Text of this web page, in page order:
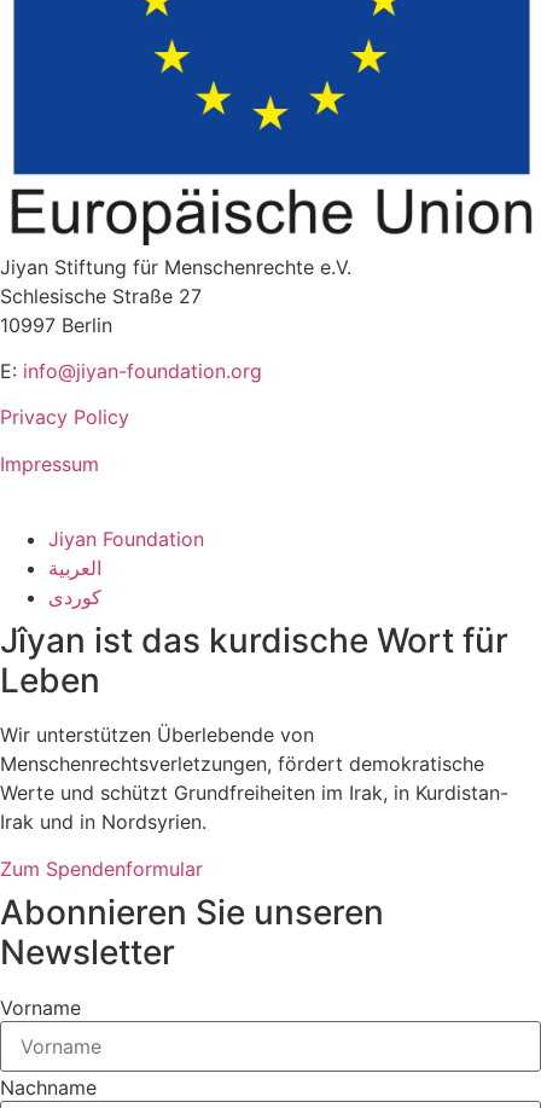
Jiyan Stiftung für Menschenrechte e.V.
Schlesische Straße 27
10997 Berlin
E: info@jiyan-foundation.org
Privacy Policy
Impressum
Jiyan Foundation
العربية
کوردی
Jîyan ist das kurdische Wort für
Leben
Wir unterstützen Überlebende von
Menschenrechtsverletzungen, fördert demokratische
Werte und schützt Grundfreiheiten im Irak, in Kurdistan-
Irak und in Nordsyrien.
Zum Spendenformular
Abonnieren Sie unseren
Newsletter
Vorname
Nachname